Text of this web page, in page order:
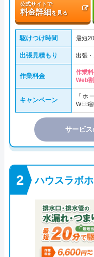
公式サイトで
料金詳細を見る
駆けつけ時間 最短
出張見積もり 出張
作業料金
作業
Web
キャンペーン
「ホ
WEB
サービ
ハウスラボ